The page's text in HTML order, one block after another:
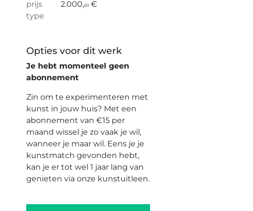
prijs
2.000,00 €
type
Opties voor dit werk
Je hebt momenteel geen
abonnement
Zin om te experimenteren met
kunst in jouw huis? Met een
abonnement van €15 per
maand wissel je zo vaak je wil,
wanneer je maar wil. Eens je je
kunstmatch gevonden hebt,
kan je er tot wel 1 jaar lang van
genieten via onze kunstuitleen.